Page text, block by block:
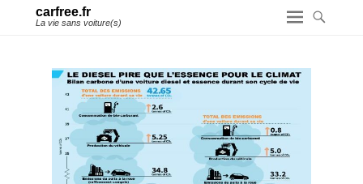
carfree.fr
La vie sans voiture(s)